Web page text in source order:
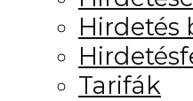
Hirdetés
Tarifák